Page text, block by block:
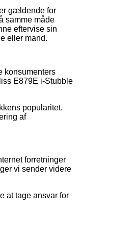
gældende for
samme måde
eftervise sin
eller mand.
konsumenters
E879E i-Stubble
popularitet.
af
forretninger
vi sender videre
at tage ansvar for